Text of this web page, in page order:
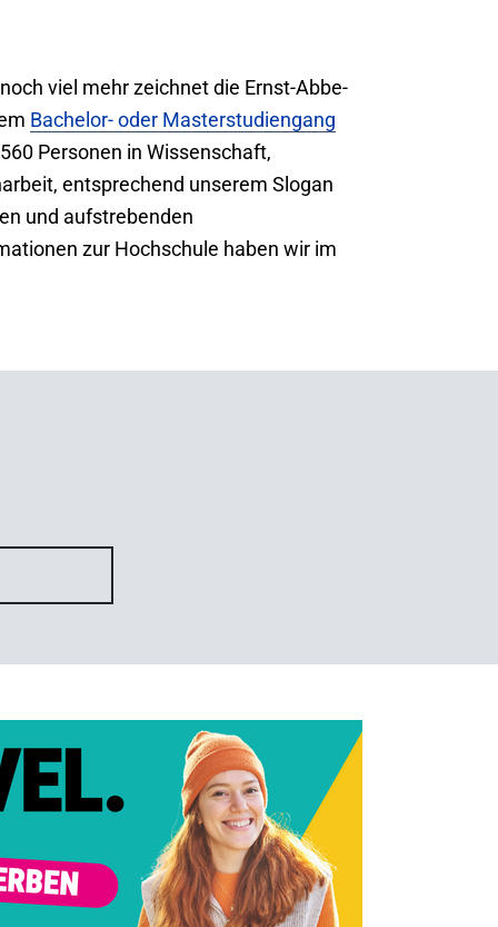
viel mehr zeichnet die Ernst-Abbe-
Bachelor- oder Masterstudiengang
Personen in Wissenschaft,
entsprechend unserem Slogan
und aufstrebenden
zur Hochschule haben wir im